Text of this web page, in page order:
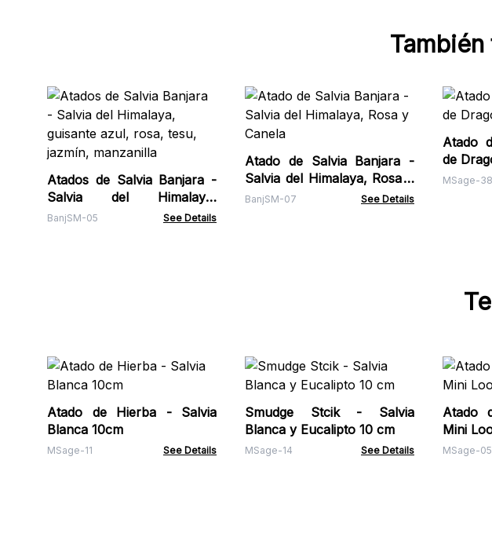
Atados de Salvia Banjara -
Salvia del Himalaya,
guisante azul, rosa, tesu,
BanjSM-05 See Details
Atado de Salvia Banjara -
Salvia del Himalaya, Rosa y
Canela
BanjSM-07 See Details
Atado
de
MSage-38
Atado de Hierba - Salvia
Blanca 10cm
MSage-11 See Details
Smudge Stcik - Salvia
Blanca y Eucalipto 10 cm
MSage-14 See Details
Atado
Mini
MSage-05